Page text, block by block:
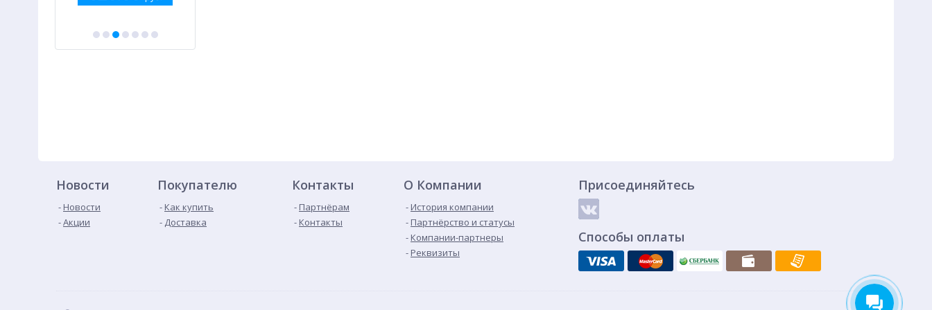
Новости
Новости
Акции
Покупателю
Как купить
Доставка
Контакты
Партнёрам
Контакты
О Компании
История компании
Партнёрство и статусы
Компании-партнеры
Реквизиты
Присоединяйтесь
Способы оплаты